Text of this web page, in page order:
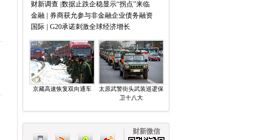
财新调查 |数据止跌企稳显示“拐点”来临
金融 | 券商获允参与非金融企业债务融资
国际 | G20承诺刺激全球经济增长
京藏高速恢复双向通车
太原武警街头武装巡逻保
卫十八大
财新微信